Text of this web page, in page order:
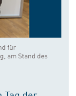
für
am Stand des